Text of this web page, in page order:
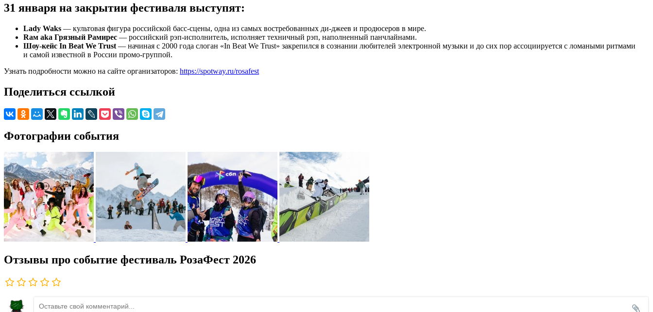
31 января на закрытии фестиваля выступят:
Lady Waks — культовая фигура российской басс-сцены, одна из самых востребованных ди-джеев и продюсеров в мире.
Rам aka Грязный Рамирес — российский рэп-исполнитель, исполняет техничный рэп, наполненный панчлайнами.
Шоу-кейс In Beat We Trust — начиная с 2000 года слоган «In Beat We Trust» закрепился в сознании любителей электронной музыки и до сих пор ассоциируется с ломаными ритмами
и самой известной в России промо-группой.
Узнать подробности можно на сайте организаторов: https://spotway.ru/rosafest
Поделиться ссылкой
Фотографии события
Отзывы про событие фестиваль РозаФест 2026